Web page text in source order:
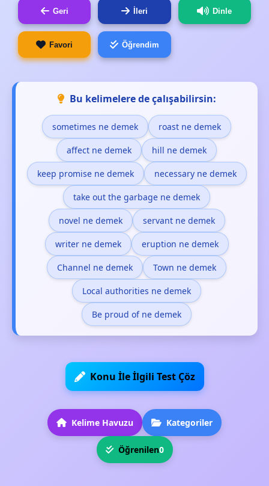
Geri İleri Dinle
Favori Öğrendim
Bu kelimelere de çalışabilirsin:
sometimes ne demek roast ne demek
affect ne demek hill ne demek
keep promise ne demek necessary ne demek
take out the garbage ne demek
novel ne demek servant ne demek
writer ne demek eruption ne demek
Channel ne demek Town ne demek
Local authorities ne demek
Be proud of ne demek
Konu İle İlgili Test Çöz
Kelime Havuzu Kategoriler
Öğrenilen0